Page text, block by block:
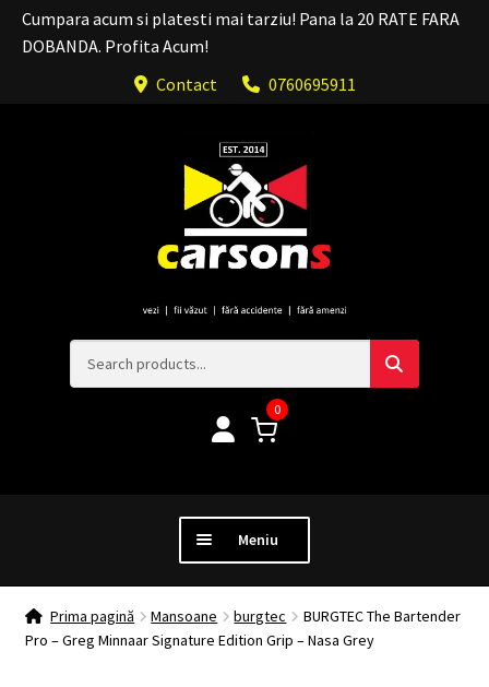
Cumpara acum si platesti mai tarziu! Pana la 20 RATE FARA
DOBANDA. Profita Acum!
Contact
0760695911
0
Meniu
PROMOTII
Prima pagină Mansoane burgtec
BURGTEC The Bartender
Pro – Greg Minnaar Signature Edition Grip – Nasa Grey